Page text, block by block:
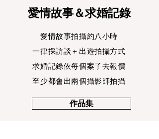
愛情故事＆求婚記錄
愛情故事拍攝約八小時​
一律採訪談＋出遊拍攝方式
求婚記錄依每個案子去報價
​至少都會出兩個攝影師拍攝
作品集